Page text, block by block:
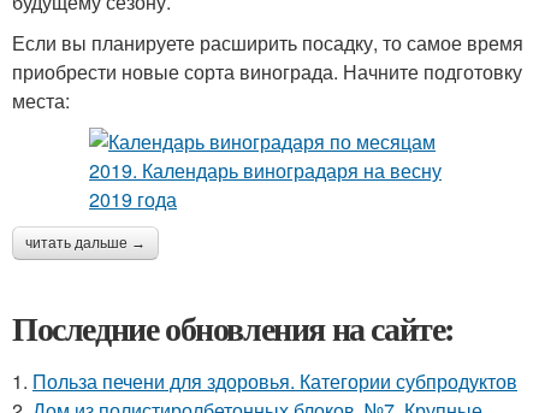
Если вы планируете расширить посадку, то самое время
приобрести новые сорта винограда. Начните подготовку
места:
читать дальше →
Последние обновления на сайте:
1. Польза печени для здоровья. Категории субпродуктов